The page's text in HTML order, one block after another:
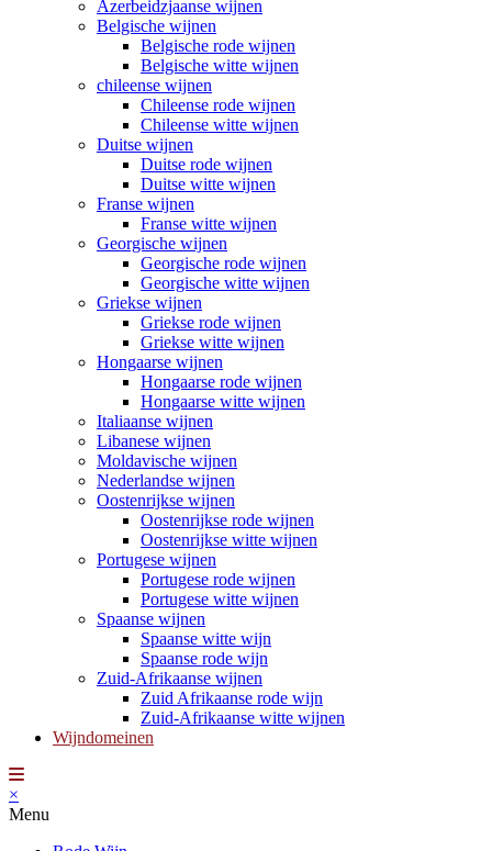
Azerbeidzjaanse wijnen
Belgische wijnen
Belgische rode wijnen
Belgische witte wijnen
chileense wijnen
Chileense rode wijnen
Chileense witte wijnen
Duitse wijnen
Duitse rode wijnen
Duitse witte wijnen
Franse wijnen
Franse witte wijnen
Georgische wijnen
Georgische rode wijnen
Georgische witte wijnen
Griekse wijnen
Griekse rode wijnen
Griekse witte wijnen
Hongaarse wijnen
Hongaarse rode wijnen
Hongaarse witte wijnen
Italiaanse wijnen
Libanese wijnen
Moldavische wijnen
Nederlandse wijnen
Oostenrijkse wijnen
Oostenrijkse rode wijnen
Oostenrijkse witte wijnen
Portugese wijnen
Portugese rode wijnen
Portugese witte wijnen
Spaanse wijnen
Spaanse witte wijn
Spaanse rode wijn
Zuid-Afrikaanse wijnen
Zuid Afrikaanse rode wijn
Zuid-Afrikaanse witte wijnen
Wijndomeinen
×
Menu